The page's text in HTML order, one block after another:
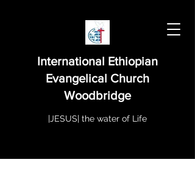
International Ethiopian
Evangelical Church
Woodbridge
|JESUS| the water of Life